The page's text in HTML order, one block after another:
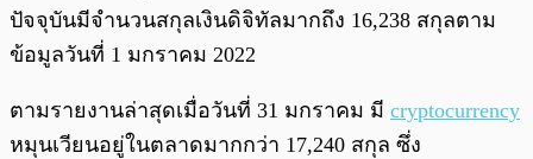
ปัจจุบันมีจำนวนสกุลเงินดิจิทัลมากถึง 16,238 สกุลตาม
ข้อมูลวันที่ 1 มกราคม 2022
ตามรายงานล่าสุดเมื่อวันที่ 31 มกราคม มี cryptocurrency
หมุนเวียนอยู่ในตลาดมากกว่า 17,240 สกุล ซึ่ง